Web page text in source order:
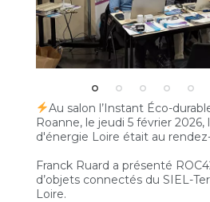
Au salon l’Instant Éco-
Roanne, le jeudi 5 février 2026,
d'énergie Loire était au
Franck Ruard a présenté
d’objets connectés du SIEL-
Loire.